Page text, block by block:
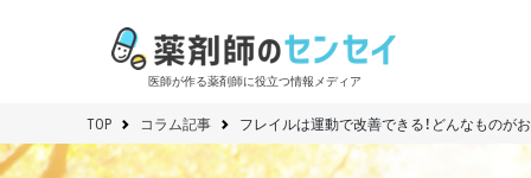
医師が作る薬剤師に役立つ情報メディア
TOP コラム記事 フレイルは運動で改善できる！どんなものが